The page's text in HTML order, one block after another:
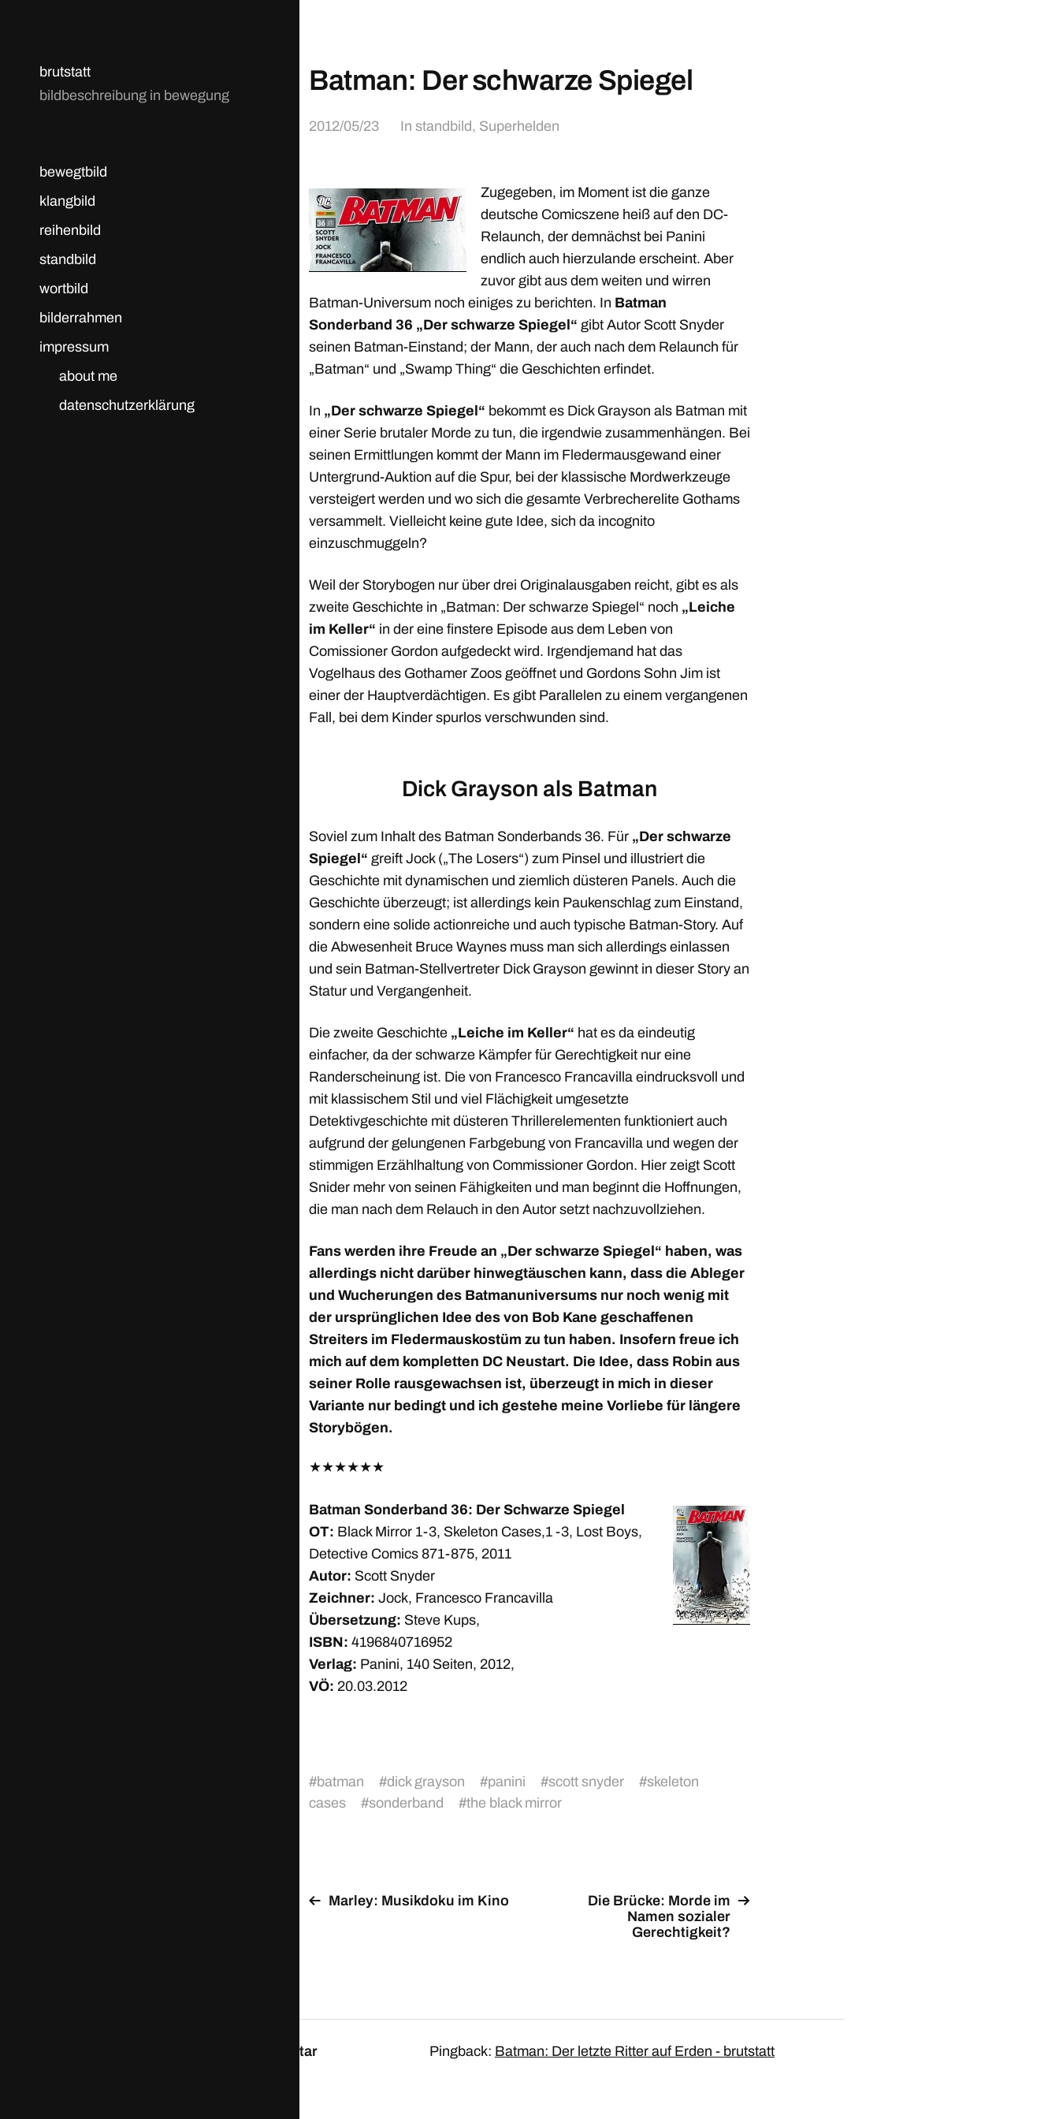
brutstatt
bildbeschreibung in bewegung
bewegtbild
klangbild
reihenbild
standbild
wortbild
bilderrahmen
impressum
about me
datenschutzerklärung
Batman: Der schwarze Spiegel
2012/05/23 In standbild, Superhelden
Zugegeben, im Moment ist die ganze
deutsche Comicszene heiß auf den DC-
Relaunch, der demnächst bei Panini
endlich auch hierzulande erscheint. Aber
zuvor gibt aus dem weiten und wirren
Batman-Universum noch einiges zu berichten. In Batman
Sonderband 36 „Der schwarze Spiegel“ gibt Autor Scott Snyder
seinen Batman-Einstand; der Mann, der auch nach dem Relaunch für
„Batman“ und „Swamp Thing“ die Geschichten erfindet.
In „Der schwarze Spiegel“ bekommt es Dick Grayson als Batman mit
einer Serie brutaler Morde zu tun, die irgendwie zusammenhängen. Bei
seinen Ermittlungen kommt der Mann im Fledermausgewand einer
Untergrund-Auktion auf die Spur, bei der klassische Mordwerkzeuge
versteigert werden und wo sich die gesamte Verbrecherelite Gothams
versammelt. Vielleicht keine gute Idee, sich da incognito
einzuschmuggeln?
Weil der Storybogen nur über drei Originalausgaben reicht, gibt es als
zweite Geschichte in „Batman: Der schwarze Spiegel“ noch „Leiche
im Keller“ in der eine finstere Episode aus dem Leben von
Comissioner Gordon aufgedeckt wird. Irgendjemand hat das
Vogelhaus des Gothamer Zoos geöffnet und Gordons Sohn Jim ist
einer der Hauptverdächtigen. Es gibt Parallelen zu einem vergangenen
Fall, bei dem Kinder spurlos verschwunden sind.
Dick Grayson als Batman
Soviel zum Inhalt des Batman Sonderbands 36. Für „Der schwarze
Spiegel“ greift Jock („The Losers“) zum Pinsel und illustriert die
Geschichte mit dynamischen und ziemlich düsteren Panels. Auch die
Geschichte überzeugt; ist allerdings kein Paukenschlag zum Einstand,
sondern eine solide actionreiche und auch typische Batman-Story. Auf
die Abwesenheit Bruce Waynes muss man sich allerdings einlassen
und sein Batman-Stellvertreter Dick Grayson gewinnt in dieser Story an
Statur und Vergangenheit.
Die zweite Geschichte „Leiche im Keller“ hat es da eindeutig
einfacher, da der schwarze Kämpfer für Gerechtigkeit nur eine
Randerscheinung ist. Die von Francesco Francavilla eindrucksvoll und
mit klassischem Stil und viel Flächigkeit umgesetzte
Detektivgeschichte mit düsteren Thrillerelementen funktioniert auch
aufgrund der gelungenen Farbgebung von Francavilla und wegen der
stimmigen Erzählhaltung von Commissioner Gordon. Hier zeigt Scott
Snider mehr von seinen Fähigkeiten und man beginnt die Hoffnungen,
die man nach dem Relauch in den Autor setzt nachzuvollziehen.
Fans werden ihre Freude an „Der schwarze Spiegel“ haben, was
allerdings nicht darüber hinwegtäuschen kann, dass die Ableger
und Wucherungen des Batmanuniversums nur noch wenig mit
der ursprünglichen Idee des von Bob Kane geschaffenen
Streiters im Fledermauskostüm zu tun haben. Insofern freue ich
mich auf dem kompletten DC Neustart. Die Idee, dass Robin aus
seiner Rolle rausgewachsen ist, überzeugt in mich in dieser
Variante nur bedingt und ich gestehe meine Vorliebe für längere
Storybögen.
★★★★★★
Batman Sonderband 36: Der Schwarze Spiegel
OT: Black Mirror 1-3, Skeleton Cases,1 -3, Lost Boys,
Detective Comics 871-875, 2011
Autor: Scott Snyder
Zeichner: Jock, Francesco Francavilla
Übersetzung: Steve Kups,
ISBN: 4196840716952
Verlag: Panini, 140 Seiten, 2012,
VÖ: 20.03.2012
#batman #dick grayson #panini #scott snyder #skeleton
cases
#sonderband #the black mirror
Marley: Musikdoku im Kino
Die Brücke: Morde im
Namen sozialer
Gerechtigkeit?
Ein Kommentar Pingback: Batman: Der letzte Ritter auf Erden - brutstatt